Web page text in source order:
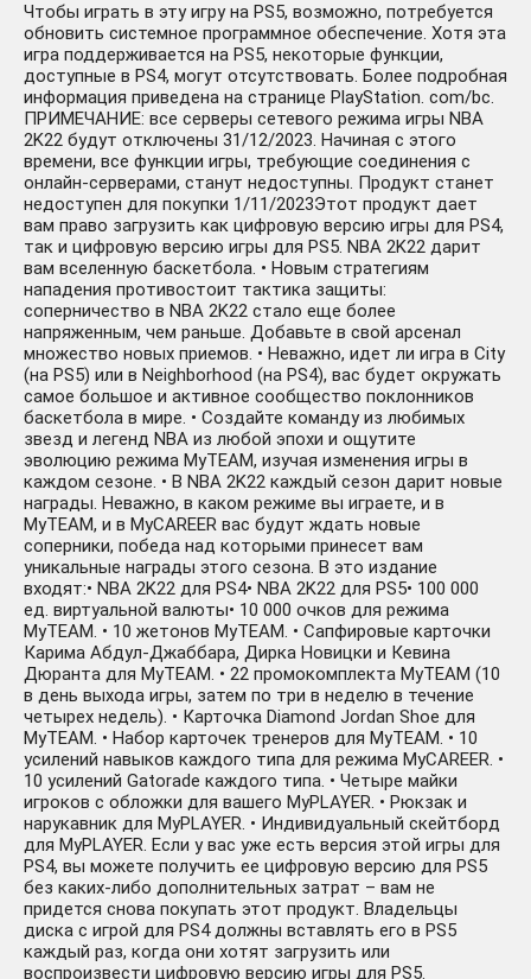
Чтобы играть в эту игру на PS5, возможно, потребуется
обновить системное программное обеспечение. Хотя эта
игра поддерживается на PS5, некоторые функции,
доступные в PS4, могут отсутствовать. Более подробная
информация приведена на странице PlayStation. com/bc.
ПРИМЕЧАНИЕ: все серверы сетевого режима игры NBA
2K22 будут отключены 31/12/2023. Начиная с этого
времени, все функции игры, требующие соединения с
онлайн-серверами, станут недоступны. Продукт станет
недоступен для покупки 1/11/2023Этот продукт дает
вам право загрузить как цифровую версию игры для PS4,
так и цифровую версию игры для PS5. NBA 2K22 дарит
вам вселенную баскетбола. • Новым стратегиям
нападения противостоит тактика защиты:
соперничество в NBA 2K22 стало еще более
напряженным, чем раньше. Добавьте в свой арсенал
множество новых приемов. • Неважно, идет ли игра в City
(на PS5) или в Neighborhood (на PS4), вас будет окружать
самое большое и активное сообщество поклонников
баскетбола в мире. • Создайте команду из любимых
звезд и легенд NBA из любой эпохи и ощутите
эволюцию режима MyTEAM, изучая изменения игры в
каждом сезоне. • В NBA 2K22 каждый сезон дарит новые
награды. Неважно, в каком режиме вы играете, и в
MyTEAM, и в MyCAREER вас будут ждать новые
соперники, победа над которыми принесет вам
уникальные награды этого сезона. В это издание
входят:• NBA 2K22 для PS4• NBA 2K22 для PS5• 100 000
ед. виртуальной валюты• 10 000 очков для режима
MyTEAM. • 10 жетонов MyTEAM. • Сапфировые карточки
Карима Абдул-Джаббара, Дирка Новицки и Кевина
Дюранта для MyTEAM. • 22 промокомплекта MyTEAM (10
в день выхода игры, затем по три в неделю в течение
четырех недель). • Карточка Diamond Jordan Shoe для
MyTEAM. • Набор карточек тренеров для MyTEAM. • 10
усилений навыков каждого типа для режима MyCAREER. •
10 усилений Gatorade каждого типа. • Четыре майки
игроков с обложки для вашего MyPLAYER. • Рюкзак и
нарукавник для MyPLAYER. • Индивидуальный скейтборд
для MyPLAYER. Если у вас уже есть версия этой игры для
PS4, вы можете получить ее цифровую версию для PS5
без каких-либо дополнительных затрат – вам не
придется снова покупать этот продукт. Владельцы
диска с игрой для PS4 должны вставлять его в PS5
каждый раз, когда они хотят загрузить или
воспроизвести цифровую версию игры для PS5.